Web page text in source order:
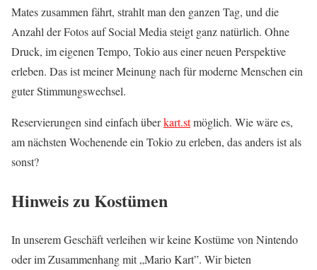
Mates zusammen fährt, strahlt man den ganzen Tag, und die
Anzahl der Fotos auf Social Media steigt ganz natürlich. Ohne
Druck, im eigenen Tempo, Tokio aus einer neuen Perspektive
erleben. Das ist meiner Meinung nach für moderne Menschen ein
guter Stimmungswechsel.
Reservierungen sind einfach überkart.stmöglich. Wie wäre es,
am nächsten Wochenende ein Tokio zu erleben, das anders ist als
sonst?
Hinweis zu Kostümen
In unserem Geschäft verleihen wir keine Kostüme von Nintendo
oder im Zusammenhang mit „Mario Kart”. Wir bieten